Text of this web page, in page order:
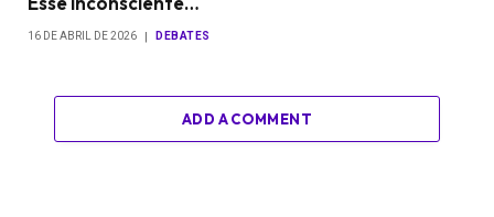
16 DE ABRIL DE 2026 DEBATES
ADD A COMMENT